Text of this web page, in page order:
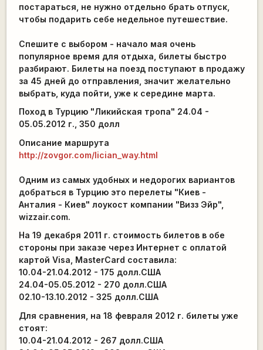
постараться, не нужно отдельно брать отпуск,
чтобы подарить себе недельное путешествие.
Спешите с выбором - начало мая очень
популярное время для отдыха, билеты быстро
разбирают. Билеты на поезд поступают в продажу
за 45 дней до отправления, значит желательно
выбрать, куда пойти, уже к середине марта.
Поход в Турцию "Ликийская тропа" 24.04 -
05.05.2012 г., 350 долл
Описание маршрута
http://zovgor.com/lician_way.html
Одним из самых удобных и недорогих вариантов
добраться в Турцию это перелеты "Киев -
Анталия - Киев" лоукост компании "Визз Эйр",
wizzair.com.
На 19 декабря 2011 г. стоимость билетов в обе
стороны при заказе через Интернет с оплатой
картой Visa, MasterCard составила:
10.04-21.04.2012 - 175 долл.США
24.04-05.05.2012 - 270 долл.США
02.10-13.10.2012 - 325 долл.США
Для сравнения, на 18 февраля 2012 г. билеты уже
стоят:
10.04-21.04.2012 - 267 долл.США